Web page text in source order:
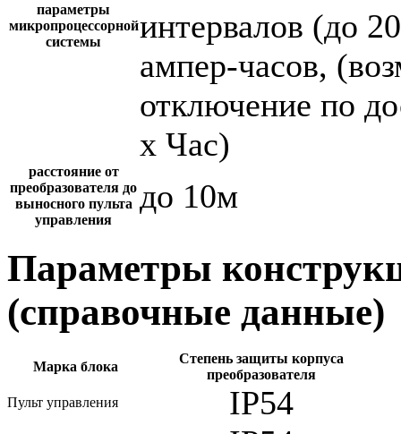
параметры
микропроцессорной
системы
интервалов (до
ампер-часов,
отключение по
х Час)
расстояние от
преобразователя до
выносного пульта
управления
до 10м
Параметры
(справочные данные)
Марка блока
Степень защиты корпуса
преобразователя
Пульт управления
IP54